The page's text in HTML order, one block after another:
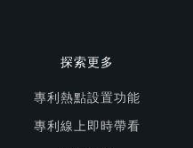
探索更多
專利熱點設置功能
專利線上即時帶看